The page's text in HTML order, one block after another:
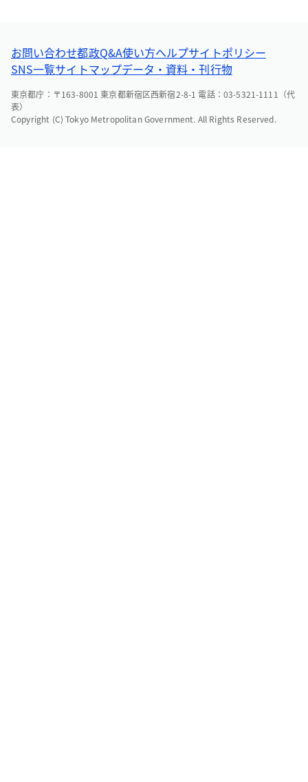
お問い合わせ都政Q&A使い方ヘルプサイトポリシー
SNS一覧サイトマップデータ・資料・刊行物
東京都庁：〒163-8001 東京都新宿区西新宿2-8-1 電話：03-5321-1111（代
表）
Copyright (C) Tokyo Metropolitan Government. All Rights Reserved.